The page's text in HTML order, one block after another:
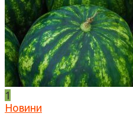
1
Новини